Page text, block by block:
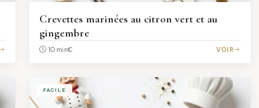
Crevettes marinées au citron vert et au
gingembre
10 min€ VOIR
FACILE